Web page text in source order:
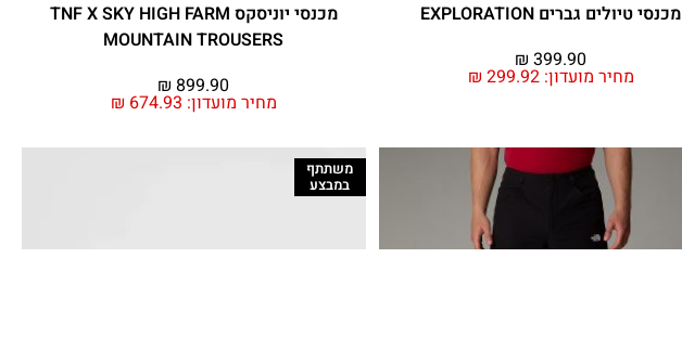
מכנסי טיולים גברים EXPLORATION
מחיר מועדון: ₪ 299.92
₪ 399.90
מכנסי יוניסקס TNF X SKY HIGH FARM
MOUNTAIN TROUSERS
מחיר מועדון: ₪ 674.93
₪ 899.90
משתתף
במבצע